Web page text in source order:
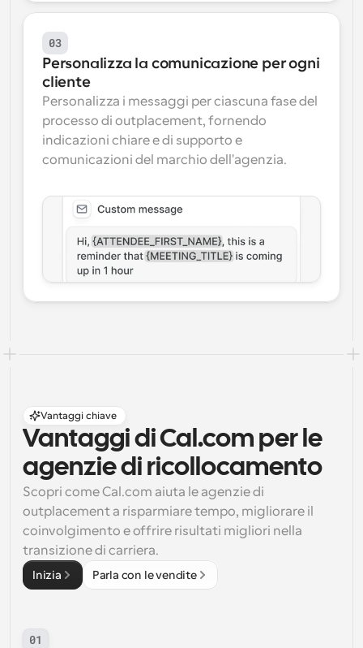
03
Personalizza la comunicazione per ogni
cliente
Personalizza i messaggi per ciascuna fase del
processo di outplacement, fornendo
indicazioni chiare e di supporto e
comunicazioni del marchio dell'agenzia.
Vantaggi chiave
Vantaggi di Cal.com per le
agenzie di ricollocamento
Scopri come Cal.com aiuta le agenzie di
outplacement a risparmiare tempo, migliorare il
coinvolgimento e offrire risultati migliori nella
transizione di carriera.
Inizia Parla con le vendite
01